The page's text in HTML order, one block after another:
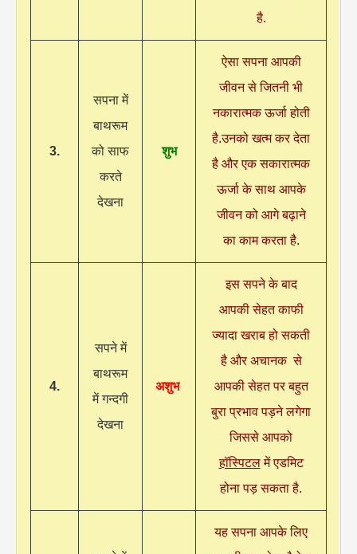
है.
3.
सपना में
बाथरूम
को साफ
करते
देखना
शुभ
ऐसा सपना आपकी
जीवन से जितनी भी
नकारात्मक ऊर्जा होती
है.उनको खत्म कर देता
है और एक सकारात्मक
ऊर्जा के साथ आपके
जीवन को आगे बढ़ाने
का काम करता है.
4.
सपने में
बाथरूम
में गन्दगी
देखना
अशुभ
इस सपने के बाद
आपकी सेहत काफी
ज्यादा खराब हो सकती
है और अचानक से
आपकी सेहत पर बहुत
बुरा प्रभाव पड़ने लगेगा
जिससे आपको
हॉस्पिटलमें एडमिट
होना पड़ सकता है.
यह सपना आपके लिए